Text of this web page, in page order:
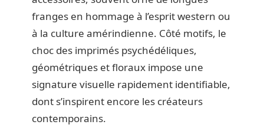
franges en hommage à l’esprit western ou
à la culture amérindienne. Côté motifs, le
choc des imprimés psychédéliques,
géométriques et floraux impose une
signature visuelle rapidement identifiable,
dont s’inspirent encore les créateurs
contemporains.